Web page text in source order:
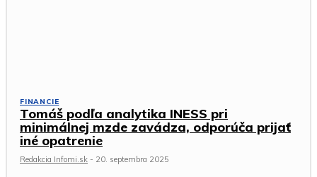
FINANCIE
Tomáš podľa analytika INESS pri
minimálnej mzde zavádza, odporúča prijať
iné opatrenie
Redakcia Infomi.sk - 20. septembra 2025